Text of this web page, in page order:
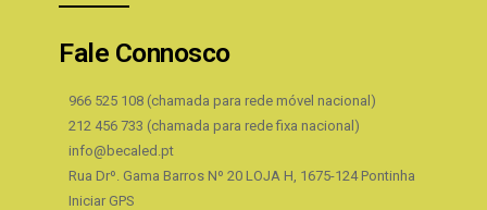
Fale Connosco
966 525 108 (chamada para rede móvel nacional)
212 456 733 (chamada para rede fixa nacional)
info@becaled.pt
Rua Drº. Gama Barros Nº 20 LOJA H, 1675-124 Pontinha
Iniciar GPS